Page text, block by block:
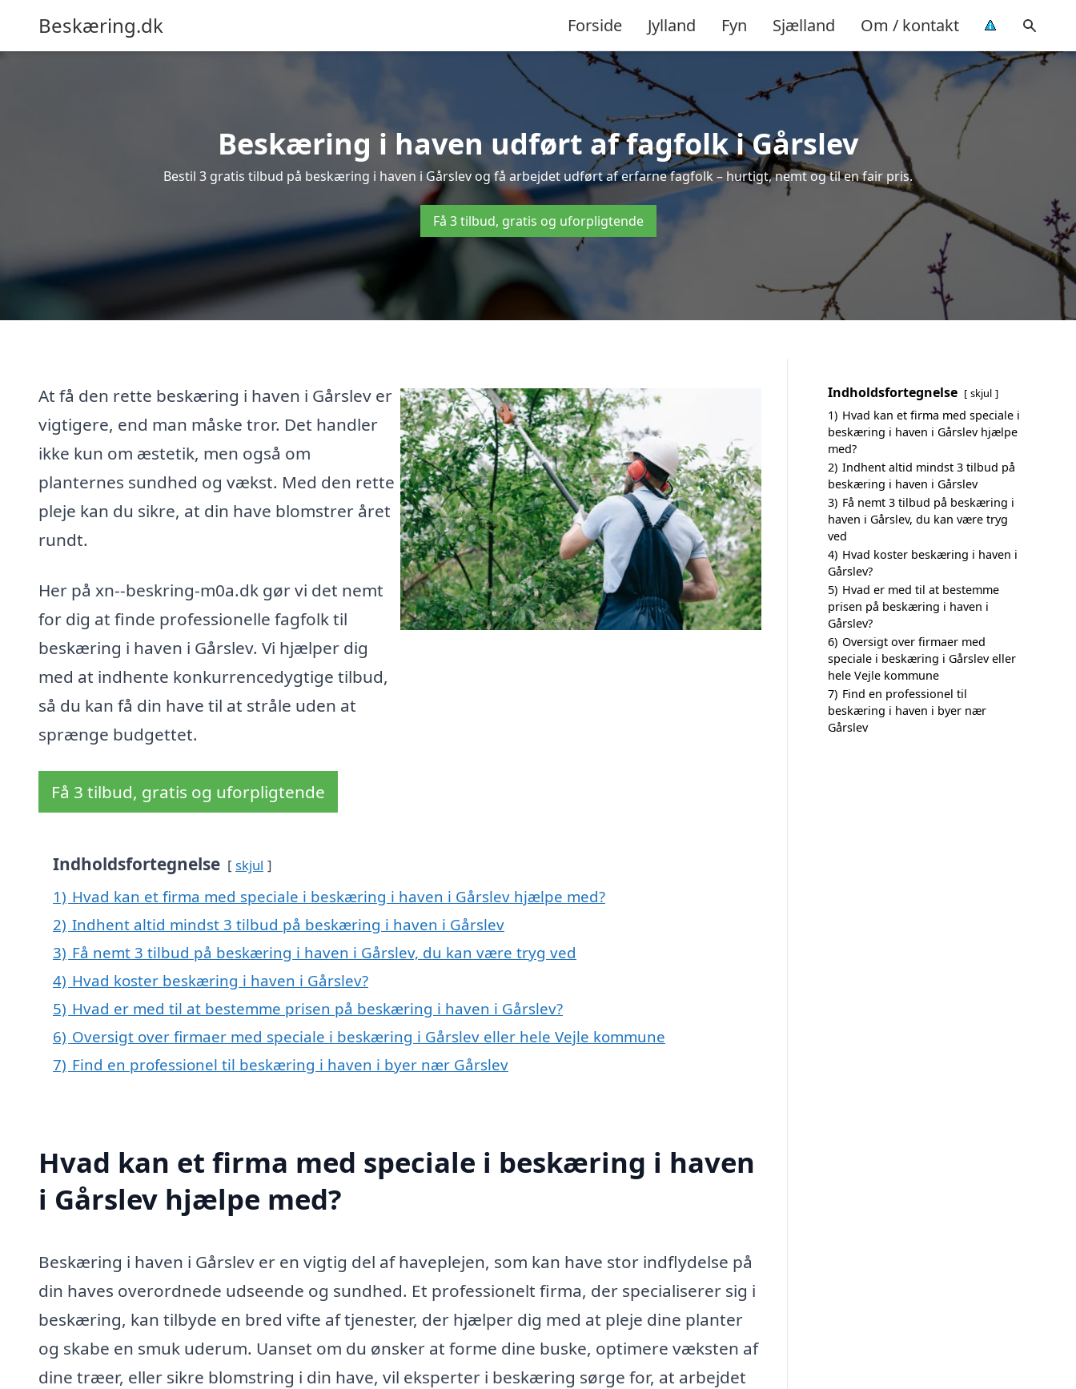
Beskæring.dk Forside Jylland Fyn Sjælland Om / kontakt
Beskæring i haven udført af fagfolk i Gårslev
Bestil 3 gratis tilbud på beskæring i haven i Gårslev og få arbejdet udført af erfarne fagfolk – hurtigt, nemt og til en fair pris.
Få 3 tilbud, gratis og uforpligtende
At få den rette beskæring i haven i Gårslev er
vigtigere, end man måske tror. Det handler
ikke kun om æstetik, men også om
planternes sundhed og vækst. Med den rette
pleje kan du sikre, at din have blomstrer året
rundt.
Her på xn--beskring-m0a.dk gør vi det nemt
for dig at finde professionelle fagfolk til
beskæring i haven i Gårslev. Vi hjælper dig
med at indhente konkurrencedygtige tilbud,
så du kan få din have til at stråle uden at
sprænge budgettet.
Få 3 tilbud, gratis og uforpligtende
Indholdsfortegnelse skjul
1) Hvad kan et firma med speciale i beskæring i haven i Gårslev hjælpe med?
2) Indhent altid mindst 3 tilbud på beskæring i haven i Gårslev
3) Få nemt 3 tilbud på beskæring i haven i Gårslev, du kan være tryg ved
4) Hvad koster beskæring i haven i Gårslev?
5) Hvad er med til at bestemme prisen på beskæring i haven i Gårslev?
6) Oversigt over firmaer med speciale i beskæring i Gårslev eller hele Vejle kommune
7) Find en professionel til beskæring i haven i byer nær Gårslev
Hvad kan et firma med speciale i beskæring i haven
i Gårslev hjælpe med?
Beskæring i haven i Gårslev er en vigtig del af haveplejen, som kan have stor indflydelse på
din haves overordnede udseende og sundhed. Et professionelt firma, der specialiserer sig i
beskæring, kan tilbyde en bred vifte af tjenester, der hjælper dig med at pleje dine planter
og skabe en smuk uderum. Uanset om du ønsker at forme dine buske, optimere væksten af
dine træer, eller sikre blomstring i din have, vil eksperter i beskæring sørge for, at arbejdet
Indholdsfortegnelse skjul
1) Hvad kan et firma med speciale i
beskæring i haven i Gårslev hjælpe
med?
2) Indhent altid mindst 3 tilbud på
beskæring i haven i Gårslev
3) Få nemt 3 tilbud på beskæring i
haven i Gårslev, du kan være tryg
ved
4) Hvad koster beskæring i haven i
Gårslev?
5) Hvad er med til at bestemme
prisen på beskæring i haven i
Gårslev?
6) Oversigt over firmaer med
speciale i beskæring i Gårslev eller
hele Vejle kommune
7) Find en professionel til
beskæring i haven i byer nær
Gårslev